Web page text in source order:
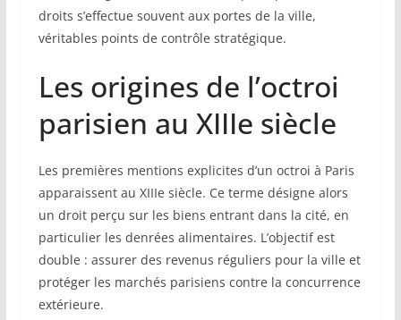
droits s’effectue souvent aux portes de la ville,
véritables points de contrôle stratégique.
Les origines de l’octroi
parisien au XIIIe siècle
Les premières mentions explicites d’un octroi à Paris
apparaissent au XIIIe siècle. Ce terme désigne alors
un droit perçu sur les biens entrant dans la cité, en
particulier les denrées alimentaires. L’objectif est
double : assurer des revenus réguliers pour la ville et
protéger les marchés parisiens contre la concurrence
extérieure.